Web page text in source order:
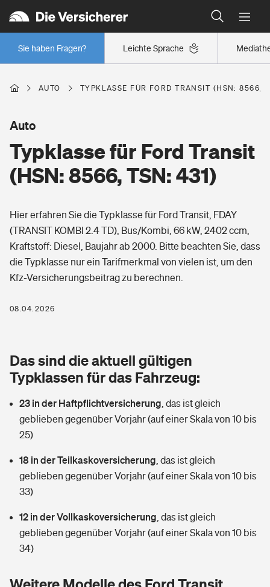
Leichte Sprache
Sie haben Fragen?
Wer versichert was: Jetzt Versicherer finden
Regionalklassen: So ist Ihre Region eingestuft
Wer versichert was: Jetzt Versicherer finden
Berufsunfähigkeitsversicherung
Erwerbsunfähigkeitsversicherung
Grundfähigkeitsversicherung
Arbeitsrechtsschutz
Berufshaftpflichtversicherung
Zur Übersicht
Tools
Wer versichert was: Jetzt Versicherer finden
Sie haben Fragen?
Wohnen
Elementarversicherung
Glasversicherung
Mietkautionsversicherung
Restkreditversicherung
Zur Übersicht
Tools
Freizeit
Pri­vate Haft­pflicht­
Kinderunfall­ver­si­che­rung
Kinderinvalidität
Hundehalter-Haftpflicht
Handyversicherung
Gesundheit
Private Krankenversicherung
Dread-Disease-Versicherung
Tierkrankenversicherung
Zur Übersicht
Tools
Wer versichert was: Jetzt Versicherer finden
Sie haben Fragen?
Rentenrechner: Wie viel Geld bekomme ich im Alter?
AUTO TYPKLASSE FÜR FORD TRANSIT (HSN: 8566,
Typklasse für Ford Transit
(HSN: 8566, TSN: 431)
Auto
Hier erfahren Sie die Typklasse für Ford Transit, FDAY
(TRANSIT KOMBI 2.4 TD), Bus/Kombi, 66 kW, 2402 ccm,
Kraftstoff: Diesel, Baujahr ab 2000. Bitte beachten Sie, dass
die Typklasse nur ein Tarifmerkmal von vielen ist, um den
Kfz-Versicherungsbeitrag zu berechnen.
08.04.2026
Das sind die aktuell gültigen
Typklassen für das Fahrzeug:
23 in der Haftpflichtversicherung das ist gleich
geblieben gegenüber Vorjahr (auf einer Skala von 10 bis
25)
18 in der Teilkaskoversicherung das ist gleich
geblieben gegenüber Vorjahr (auf einer Skala von 10 bis
33)
12 in der Vollkaskoversicherung das ist gleich
geblieben gegenüber Vorjahr (auf einer Skala von 10 bis
34)